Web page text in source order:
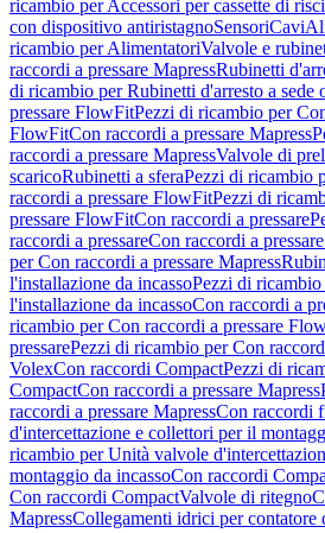
ricambio per Accessori per cassette di
con dispositivo antiristagnoSensoriCavi
ricambio per AlimentatoriValvole e
raccordi a pressare MapressRubinetti
di ricambio per Rubinetti d'arresto a sede
pressare FlowFitPezzi di ricambio per
FlowFitCon raccordi a pressare Mapress
raccordi a pressare MapressValvole di
scaricoRubinetti a sferaPezzi di ricambio
raccordi a pressare FlowFitPezzi di
pressare FlowFitCon raccordi a pressare
raccordi a pressareCon raccordi a
per Con raccordi a pressare Mapress
l'installazione da incassoPezzi di
l'installazione da incassoCon raccordi a
ricambio per Con raccordi a pressare
pressarePezzi di ricambio per Con
VolexCon raccordi CompactPezzi di
CompactCon raccordi a pressare Mapress
raccordi a pressare MapressCon raccordi
d'intercettazione e collettori per il
ricambio per Unità valvole
montaggio da incassoCon raccordi
Con raccordi CompactValvole di ritegno
MapressCollegamenti idrici per contatore